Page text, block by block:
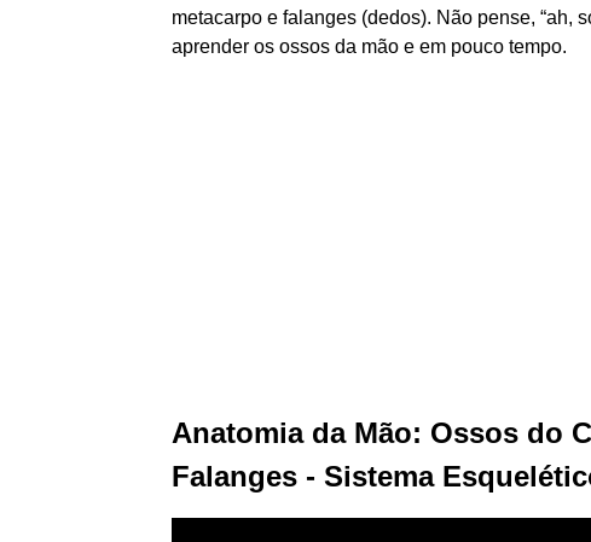
metacarpo e falanges (dedos). Não pense, “ah,
aprender os ossos da mão e em pouco tempo.
Anatomia da Mão: Ossos do
Falanges - Sistema